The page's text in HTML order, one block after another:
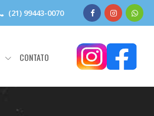
(21) 99443-0070
CONTATO